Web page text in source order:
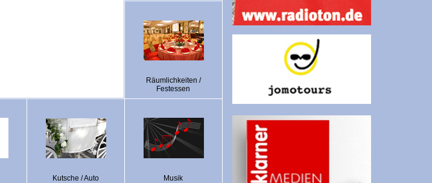
Räumlichkeiten /
Festessen
Kutsche / Auto Musik